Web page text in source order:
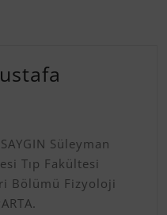
Süleyman
Tıp Fakültesi
Bölümü Fizyoloji